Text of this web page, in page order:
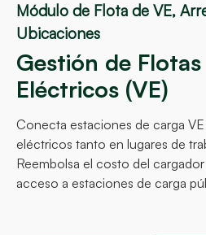
Módulo de Flota de VE,
Ubicaciones
Gestión de
Eléctricos (VE)
Conecta estaciones de carga
eléctricos tanto en lugares de
Reembolsa el costo del
acceso a estaciones de carga